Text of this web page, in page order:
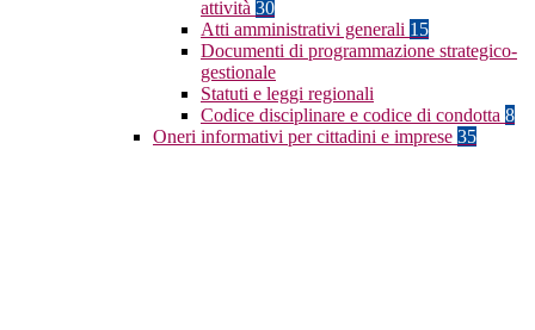
attività 30
Atti amministrativi generali 15
Documenti di programmazione strategico-
gestionale
Statuti e leggi regionali
Codice disciplinare e codice di condotta 8
Oneri informativi per cittadini e imprese 35